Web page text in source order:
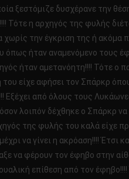
ξεστόμιζε δυσχέρανε την
Τότε η αρχηγός της φυλής
την έγκριση της ή
όπως ήταν αναμενόμενο τους
ήταν αμετανόητη!!!! Τότε
είχε αφήσει τον Σπάρκρ
από όλους τους
λοιπόν δέχθηκε ο Σπάρκρ
της φυλής του καλά
να γίνει η ακρόαση!!!!
να φέρουν τον έφηβο στην
επίθεση από τον